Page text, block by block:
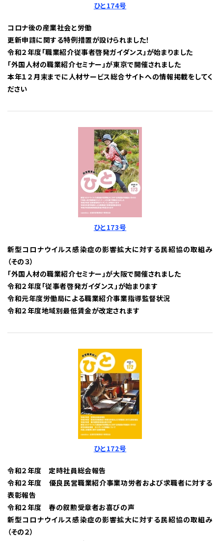
ひと174号
コロナ後の産業社会と労働
更新申請に関する特例措置が設けられました！
令和２年度「職業紹介従事者啓発ガイダンス」が始まりました
「外国人材の職業紹介セミナー」が東京で開催されました
本年１２月末までに人材サービス総合サイトへの情報掲載をしてく
ださい
ひと173号
新型コロナウイルス感染症の影響拡大に対する民紹協の取組み
（その３）
「外国人材の職業紹介セミナー」が大阪で開催されました
令和２年度「従事者啓発ガイダンス」が始まります
令和元年度労働局による職業紹介事業指導監督状況
令和２年度地域別最低賃金が改定されます
ひと172号
令和２年度 定時社員総会報告
令和２年度 優良民営職業紹介事業功労者および求職者に対する
表彰報告
令和２年度 春の叙勲受章者お喜びの声
新型コロナウイルス感染症の影響拡大に対する民紹協の取組み
（その２）